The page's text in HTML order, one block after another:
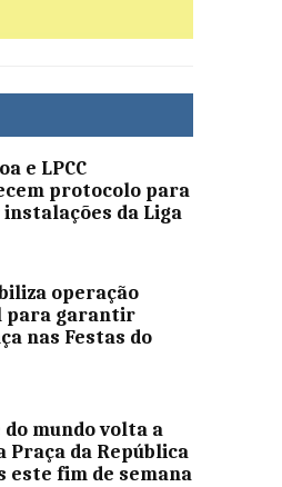
e LPCC
protocolo para
da Liga
operação
para garantir
nas Festas do
mundo volta a
Praça da República
este fim de semana